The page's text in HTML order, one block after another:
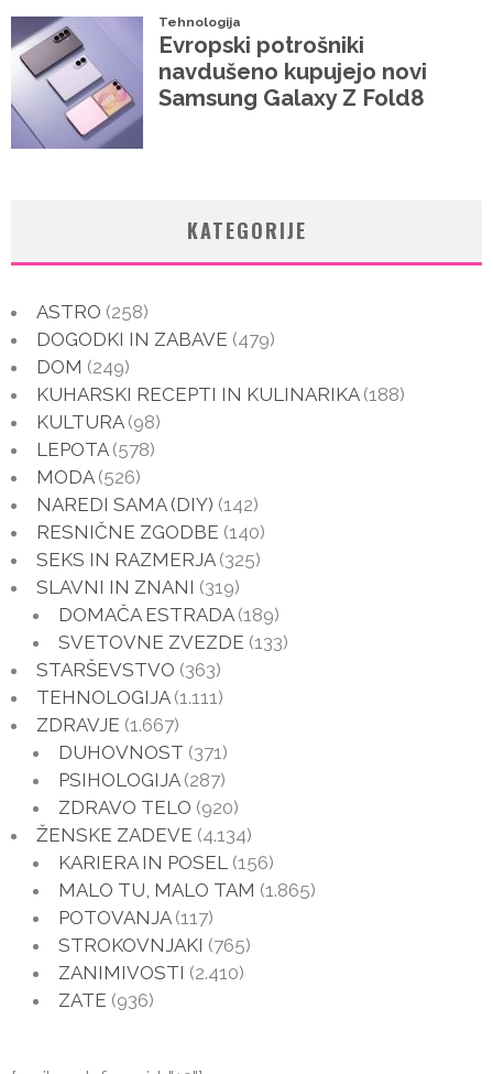
KATEGORIJE
ASTRO (258)
DOGODKI IN ZABAVE (479)
DOM (249)
KUHARSKI RECEPTI IN KULINARIKA(188)
KULTURA(98)
LEPOTA(578)
MODA(526)
NAREDI SAMA (DIY) (142)
RESNIČNE ZGODBE (140)
SEKS IN RAZMERJA(325)
SLAVNI IN ZNANI (319)
DOMAČA ESTRADA(189)
SVETOVNE ZVEZDE (133)
STARŠEVSTVO (363)
TEHNOLOGIJA(1.111)
ZDRAVJE (1.667)
DUHOVNOST (371)
PSIHOLOGIJA(287)
ZDRAVO TELO (920)
ŽENSKE ZADEVE (4.134)
KARIERA IN POSEL (156)
MALO TU, MALO TAM (1.865)
POTOVANJA(117)
STROKOVNJAKI (765)
ZANIMIVOSTI (2.410)
ZATE (936)